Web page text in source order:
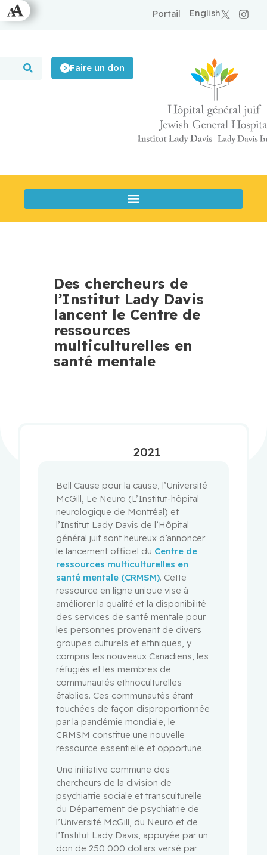
English
Portail
Faire un don
Des chercheurs de
l’Institut Lady Davis
lancent le Centre de
ressources
multiculturelles en
santé mentale
2021
Bell Cause pour la cause, l’Université
McGill, Le Neuro (L’Institut-hôpital
neurologique de Montréal) et
l’Institut Lady Davis de l’Hôpital
général juif sont heureux d’annoncer
le lancement officiel du Centre de
ressources multiculturelles en
santé mentale (CRMSM). Cette
ressource en ligne unique vise à
améliorer la qualité et la disponibilité
des services de santé mentale pour
les personnes provenant de divers
groupes culturels et ethniques, y
compris les nouveaux Canadiens, les
réfugiés et les membres de
communautés ethnoculturelles
établies. Ces communautés étant
touchées de façon disproportionnée
par la pandémie mondiale, le
CRMSM constitue une nouvelle
ressource essentielle et opportune.
Une initiative commune des
chercheurs de la division de
psychiatrie sociale et transculturelle
du Département de psychiatrie de
l’Université McGill, du Neuro et de
l’Institut Lady Davis, appuyée par un
don de 250 000 dollars versé par